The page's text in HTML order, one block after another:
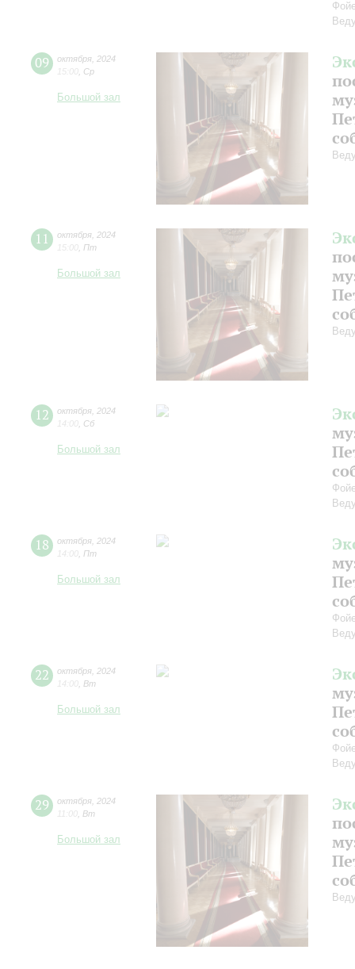
09 октября 2024
15:00 Ср
Большой зал
11 октября 2024
15:00 Пт
Большой зал
12 октября 2024
14:00 Сб
Большой зал
18 октября 2024
14:00 Пт
Большой зал
22 октября 2024
14:00 Вт
Большой зал
29 октября 2024
11:00 Вт
Большой зал